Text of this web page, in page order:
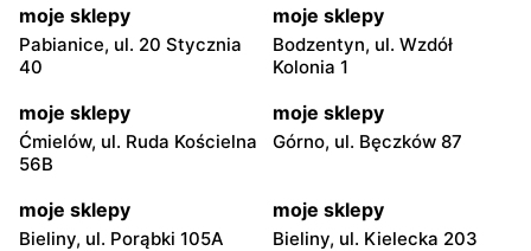
moje sklepy
Pabianice, ul. 20 Stycznia
40
moje sklepy
Bodzentyn, ul. Wzdół
Kolonia 1
moje sklepy
Ćmielów, ul. Ruda Kościelna
56B
moje sklepy
Górno, ul. Bęczków 87
moje sklepy
Bieliny, ul. Porąbki 105A
moje sklepy
Bieliny, ul. Kielecka 203